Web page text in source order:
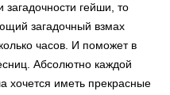
загадочности гейши, то
загадочный взмах
часов. И поможет в
Абсолютно каждой
хочется иметь прекрасные